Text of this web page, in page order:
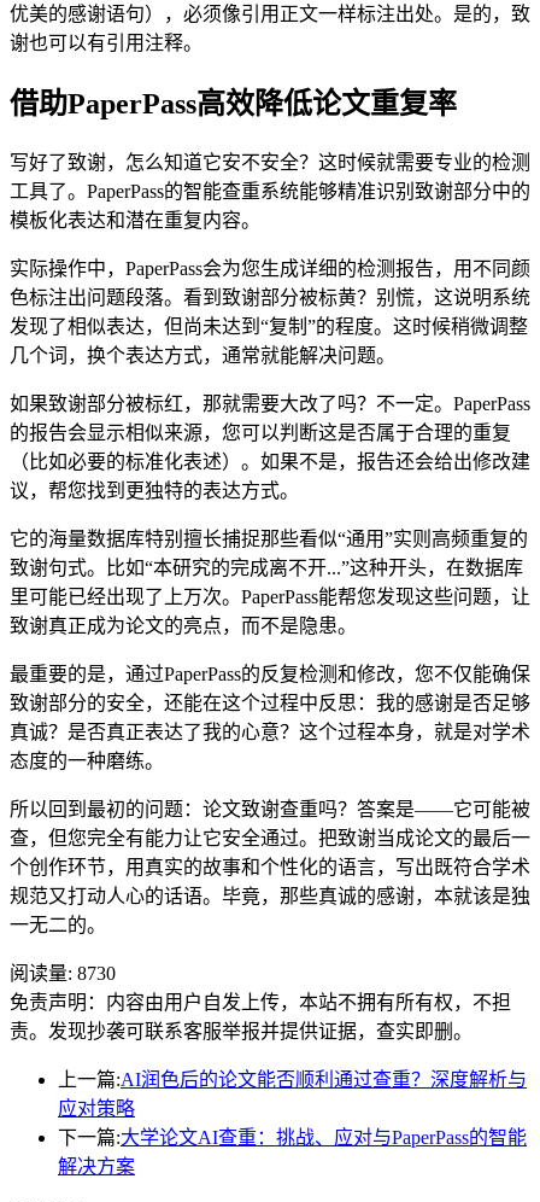
优美的感谢语句），必须像引用正文一样标注出处。是的，致
谢也可以有引用注释。
借助PaperPass高效降低论文重复率
写好了致谢，怎么知道它安不安全？这时候就需要专业的检测
工具了。PaperPass的智能查重系统能够精准识别致谢部分中的
模板化表达和潜在重复内容。
实际操作中，PaperPass会为您生成详细的检测报告，用不同颜
色标注出问题段落。看到致谢部分被标黄？别慌，这说明系统
发现了相似表达，但尚未达到“复制”的程度。这时候稍微调整
几个词，换个表达方式，通常就能解决问题。
如果致谢部分被标红，那就需要大改了吗？不一定。PaperPass
的报告会显示相似来源，您可以判断这是否属于合理的重复
（比如必要的标准化表述）。如果不是，报告还会给出修改建
议，帮您找到更独特的表达方式。
它的海量数据库特别擅长捕捉那些看似“通用”实则高频重复的
致谢句式。比如“本研究的完成离不开...”这种开头，在数据库
里可能已经出现了上万次。PaperPass能帮您发现这些问题，让
致谢真正成为论文的亮点，而不是隐患。
最重要的是，通过PaperPass的反复检测和修改，您不仅能确保
致谢部分的安全，还能在这个过程中反思：我的感谢是否足够
真诚？是否真正表达了我的心意？这个过程本身，就是对学术
态度的一种磨练。
所以回到最初的问题：论文致谢查重吗？答案是——它可能被
查，但您完全有能力让它安全通过。把致谢当成论文的最后一
个创作环节，用真实的故事和个性化的语言，写出既符合学术
规范又打动人心的话语。毕竟，那些真诚的感谢，本就该是独
一无二的。
阅读量: 8730
免责声明：内容由用户自发上传，本站不拥有所有权，不担
责。发现抄袭可联系客服举报并提供证据，查实即删。
上一篇:AI润色后的论文能否顺利通过查重？深度解析与
应对策略
下一篇:大学论文AI查重：挑战、应对与PaperPass的智能
解决方案